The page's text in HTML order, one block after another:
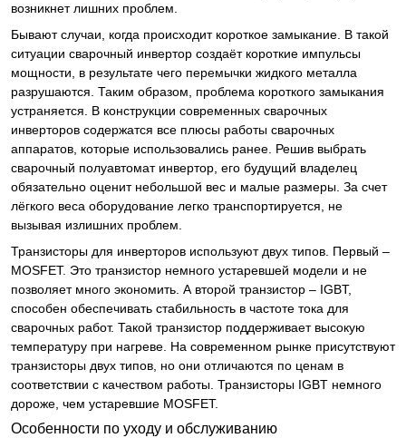
возникнет лишних проблем.
Бывают случаи, когда происходит короткое замыкание. В такой
ситуации сварочный инвертор создаёт короткие импульсы
мощности, в результате чего перемычки жидкого металла
разрушаются. Таким образом, проблема короткого замыкания
устраняется. В конструкции современных сварочных
инверторов содержатся все плюсы работы сварочных
аппаратов, которые использовались ранее. Решив выбрать
сварочный полуавтомат инвертор, его будущий владелец
обязательно оценит небольшой вес и малые размеры. За счет
лёгкого веса оборудование легко транспортируется, не
вызывая излишних проблем.
Транзисторы для инверторов используют двух типов. Первый –
MOSFET. Это транзистор немного устаревшей модели и не
позволяет много экономить. А второй транзистор – IGBT,
способен обеспечивать стабильность в частоте тока для
сварочных работ. Такой транзистор поддерживает высокую
температуру при нагреве. На современном рынке присутствуют
транзисторы двух типов, но они отличаются по ценам в
соответствии с качеством работы. Транзисторы IGBT немного
дороже, чем устаревшие MOSFET.
Особенности по уходу и обслуживанию